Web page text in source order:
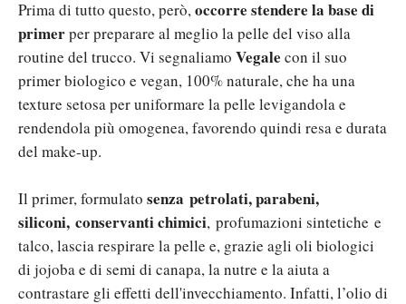
Prima di tutto questo, però,occorre stendere la base di
primerper preparare al meglio la pelle del viso alla
routine del trucco. Vi segnaliamo Vegale con il suo
primer biologico e vegan, 100% naturale, che ha una
texture setosa per uniformare la pelle levigandola e
rendendola più omogenea, favorendo quindi resa e durata
del make-up.
Il primer, formulato senza petrolati, parabeni,
siliconi, conservanti chimici, profumazioni sintetiche e
talco, lascia respirare la pelle e, grazie agli oli biologici
di jojoba e di semi di canapa, la nutre e la aiuta a
contrastare gli effetti dell'invecchiamento. Infatti, l’olio di